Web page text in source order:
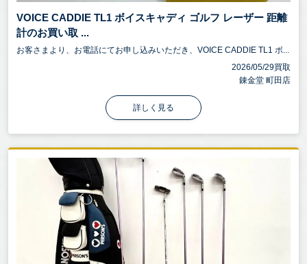
VOICE CADDIE TL1 ボイスキャディ ゴルフ レーザー 距離
計のお買い取 ...
お客さまより、お電話にてお申し込みいただき、VOICE CADDIE TL1 ボ...
2026/05/29買取
錬金堂 町田店
詳しく見る